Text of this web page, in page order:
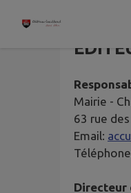
Contenu
Mairie -
63 rue
Email:
Directeur